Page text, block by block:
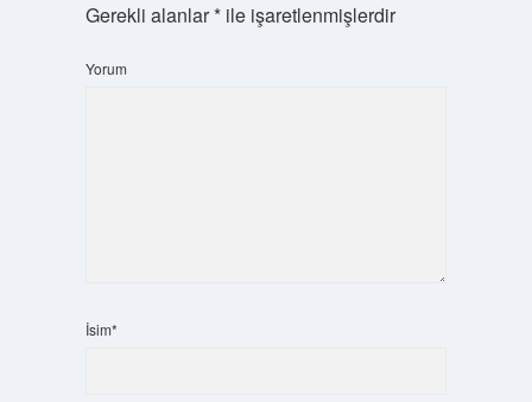
Gerekli alanlar*ile işaretlenmişlerdir
Yorum
İsim*